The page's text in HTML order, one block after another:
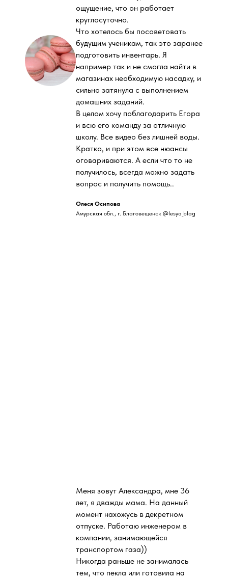
ощущение, что он работает
круглосуточно.
Что хотелось бы посоветовать
будущим ученикам, так это заранее
подготовить инвентарь. Я
например так и не смогла найти в
магазинах необходимую насадку, и
сильно затянула с выполнением
домашних заданий.
В целом хочу поблагодарить Егора
и всю его команду за отличную
школу. Все видео без лишней воды.
Кратко, и при этом все нюансы
оговариваются. А если что то не
получилось, всегда можно задать
вопрос и получить помощь..
Олеся Осипова
Амурская обл., г. Благовещенск @lesya_blag
Меня зовут Александра, мне 36
лет, я дважды мама. На данный
момент нахожусь в декретном
отпуске. Работаю инженером в
компании, занимающейся
транспортом газа))
Никогда раньше не занималась
тем, что пекла или готовила на